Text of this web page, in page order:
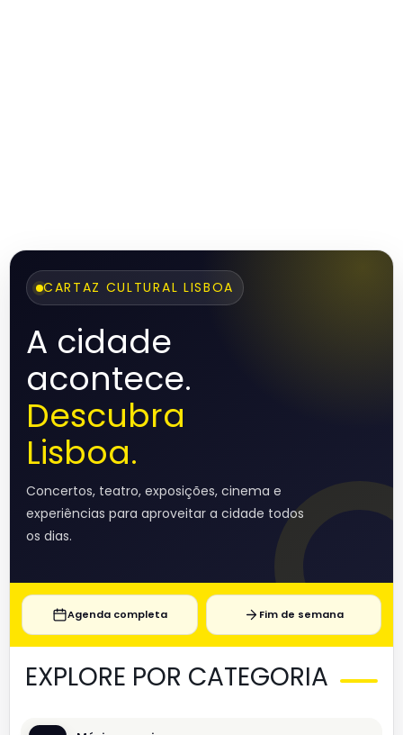
CARTAZ CULTURAL LISBOA
A cidade
acontece.
Descubra
Lisboa.
Concertos, teatro, exposições, cinema e
experiências para aproveitar a cidade todos
os dias.
Agenda completa Fim de semana
EXPLORE POR CATEGORIA